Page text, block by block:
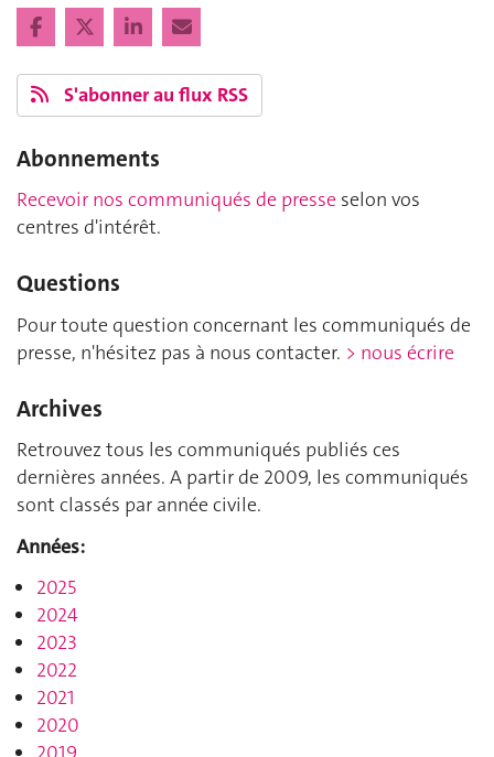
S'abonner au flux RSS
Abonnements
Recevoir nos communiqués de presse selon vos
centres d'intérêt.
Questions
Pour toute question concernant les communiqués de
presse, n'hésitez pas à nous contacter. > nous écrire
Archives
Retrouvez tous les communiqués publiés ces
dernières années. A partir de 2009, les communiqués
sont classés par année civile.
Années:
2025
2024
2023
2022
2021
2020